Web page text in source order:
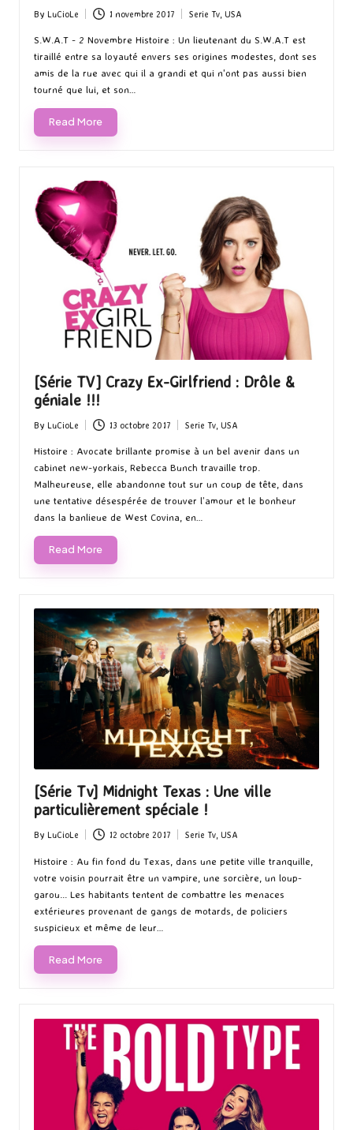
Posted
by
By LuCioLe 1 novembre 2017
Posted
in
Serie Tv, USA
S.W.A.T - 2 Novembre Histoire : Un lieutenant du S.W.A.T est
tiraillé entre sa loyauté envers ses origines modestes, dont ses
amis de la rue avec qui il a grandi et qui n'ont pas aussi bien
tourné que lui, et son…
Read More
[Série TV] Crazy Ex-Girlfriend : Drôle &
géniale !!!
Posted
by
By LuCioLe 13 octobre 2017
Posted
in
Serie Tv, USA
Histoire : Avocate brillante promise à un bel avenir dans un
cabinet new-yorkais, Rebecca Bunch travaille trop.
Malheureuse, elle abandonne tout sur un coup de tête, dans
une tentative désespérée de trouver l’amour et le bonheur
dans la banlieue de West Covina, en…
Read More
[Série Tv] Midnight Texas : Une ville
particulièrement spéciale !
Posted
by
By LuCioLe 12 octobre 2017
Posted
Serie Tv, USA
Histoire : Au fin fond du Texas, dans une petite ville tranquille,
votre voisin pourrait être un vampire, une sorcière, un loup-
garou... Les habitants tentent de combattre les menaces
extérieures provenant de gangs de motards, de policiers
suspicieux et même de leur…
Read More